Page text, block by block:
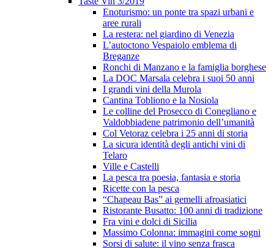
Enoturismo: un ponte tra spazi urbani e
aree rurali
La restera: nel giardino di Venezia
L’autoctono Vespaiolo emblema di
Breganze
Ronchi di Manzano e la famiglia borghese
La DOC Marsala celebra i suoi 50 anni
I grandi vini della Murola
Cantina Tobliono e la Nosiola
Le colline del Prosecco di Conegliano e
Valdobbiadene patrimonio dell’umanità
Col Vetoraz celebra i 25 anni di storia
La sicura identità degli antichi vini di
Telaro
Ville e Castelli
La pesca tra poesia, fantasia e storia
Ricette con la pesca
“Chapeau Bas” ai gemelli afroasiatici
Ristorante Busatto: 100 anni di tradizione
Fra vini e dolci di Sicilia
Massimo Colonna: immagini come sogni
Sorsi di salute: il vino senza frasca